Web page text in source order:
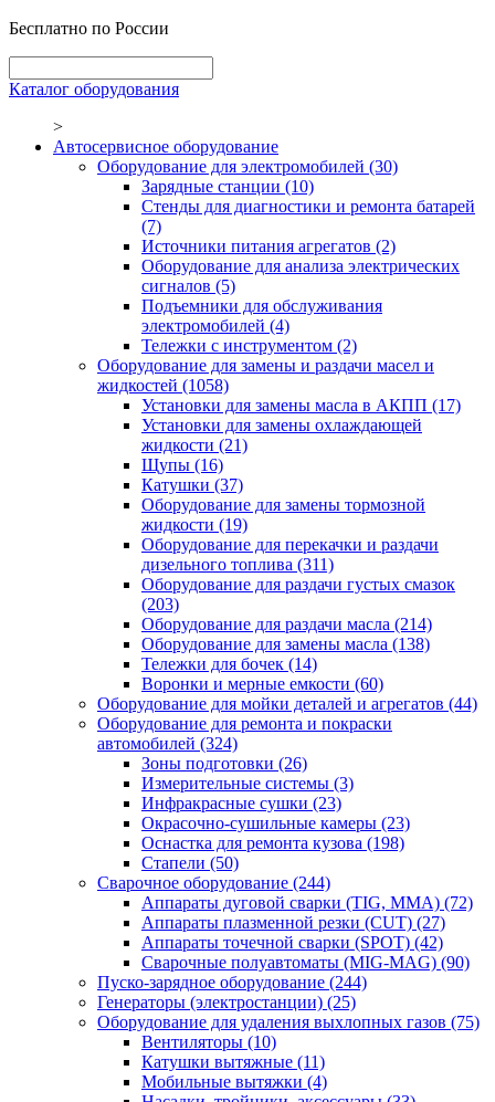
Бесплатно по России
Каталог оборудования
>
Автосервисное оборудование
Оборудование для электромобилей (30)
Зарядные станции (10)
Стенды для диагностики и ремонта батарей
(7)
Источники питания агрегатов (2)
Оборудование для анализа электрических
сигналов (5)
Подъемники для обслуживания
электромобилей (4)
Тележки с инструментом (2)
Оборудование для замены и раздачи масел и
жидкостей (1058)
Установки для замены масла в АКПП (17)
Установки для замены охлаждающей
жидкости (21)
Щупы (16)
Катушки (37)
Оборудование для замены тормозной
жидкости (19)
Оборудование для перекачки и раздачи
дизельного топлива (311)
Оборудование для раздачи густых смазок
(203)
Оборудование для раздачи масла (214)
Оборудование для замены масла (138)
Тележки для бочек (14)
Воронки и мерные емкости (60)
Оборудование для мойки деталей и агрегатов (44)
Оборудование для ремонта и покраски
автомобилей (324)
Зоны подготовки (26)
Измерительные системы (3)
Инфракрасные сушки (23)
Окрасочно-сушильные камеры (23)
Оснастка для ремонта кузова (198)
Стапели (50)
Сварочное оборудование (244)
Аппараты дуговой сварки (TIG, MMA) (72)
Аппараты плазменной резки (CUT) (27)
Аппараты точечной сварки (SPOT) (42)
Сварочные полуавтоматы (MIG-MAG) (90)
Пуско-зарядное оборудование (244)
Генераторы (электростанции) (25)
Оборудование для удаления выхлопных газов (75)
Вентиляторы (10)
Катушки вытяжные (11)
Мобильные вытяжки (4)